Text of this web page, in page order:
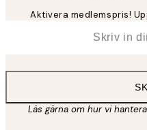
Aktivera medlemspris!
Läs gärna om hur vi